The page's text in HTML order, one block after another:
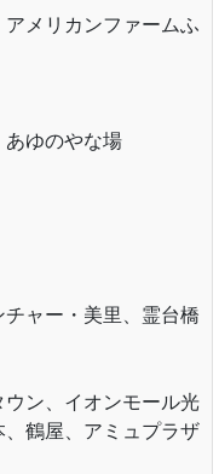
メリカンファームふ
ゆのやな場
ャー・美里、霊台橋
ン、イオンモール光
鶴屋、アミュプラザ